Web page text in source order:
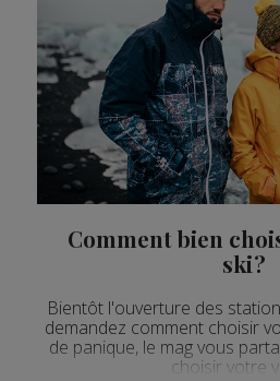
Comment bien
ski ?
Bientôt l'ouverture des
demandez comment choisir
de panique, le mag vous
choisir votre